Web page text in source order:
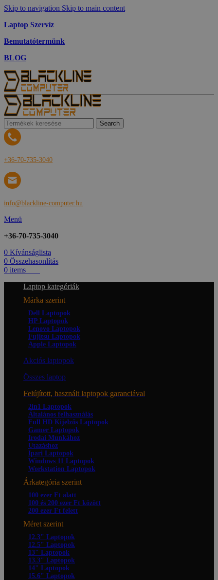
Skip to navigation Skip to main content
Laptop Szervíz
Bemutatótermünk
BLOG
Search
+36-70-735-3040
info@blackline-computer.hu
Menü
+36-70-735-3040
0 Kívánságlista
0 Összehasonlítás
0 items
Laptop kategóriák
Márka szerint
Dell Laptopok
HP Laptopok
Lenovo Laptopok
Fujitsu Laptopok
Apple Laptopok
Akciós laptopok
Összes laptop
Felújított, használt laptopok garanciával
2in1 Laptopok
Általános felhasználás
Full HD Kijelzős Laptopok
Gamer Laptopok
Irodai Munkához
Utazáshoz
Ipari Laptopok
Windows 11 Laptopok
Workstation Laptopok
Árkategória szerint
100 ezer Ft alatt
100 és 200 ezer Ft között
200 ezer Ft felett
Méret szerint
12.3" Laptopok
12.5" Laptopok
13" Laptopok
13.3" Laptopok
14" Laptopok
15.6" Laptopok